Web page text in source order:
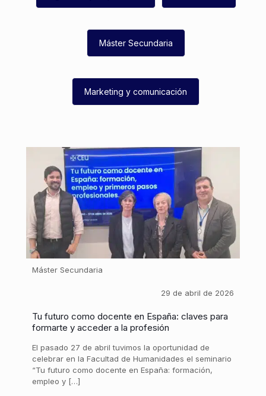
Máster Secundaria
Marketing y comunicación
Máster Secundaria
29 de abril de 2026
Tu futuro como docente en España: claves para
formarte y acceder a la profesión
El pasado 27 de abril tuvimos la oportunidad de
celebrar en la Facultad de Humanidades el seminario
“Tu futuro como docente en España: formación,
empleo y […]